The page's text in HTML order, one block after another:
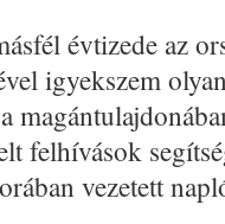
évtizede az
igyekszem
felhívások
vezetett